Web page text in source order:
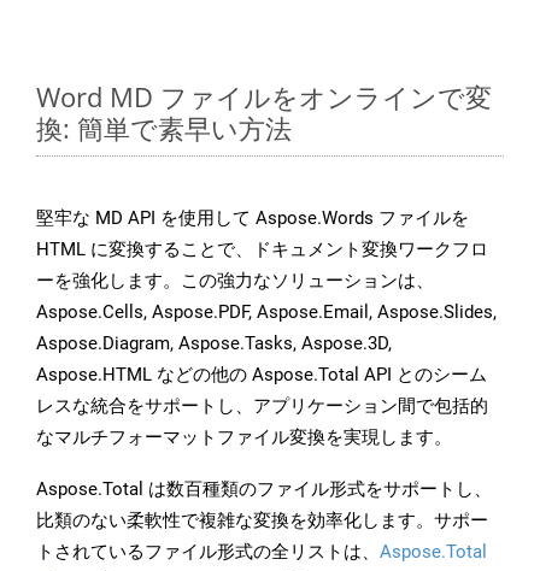
Word MD ファイルをオンラインで変
換: 簡単で素早い方法
堅牢な MD API を使用して Aspose.Words ファイルを
HTML に変換することで、ドキュメント変換ワークフロ
ーを強化します。この強力なソリューションは、
Aspose.Cells, Aspose.PDF, Aspose.Email, Aspose.Slides,
Aspose.Diagram, Aspose.Tasks, Aspose.3D,
Aspose.HTML などの他の Aspose.Total API とのシーム
レスな統合をサポートし、アプリケーション間で包括的
なマルチフォーマットファイル変換を実現します。
Aspose.Total は数百種類のファイル形式をサポートし、
比類のない柔軟性で複雑な変換を効率化します。サポー
トされているファイル形式の全リストは、 Aspose.Total